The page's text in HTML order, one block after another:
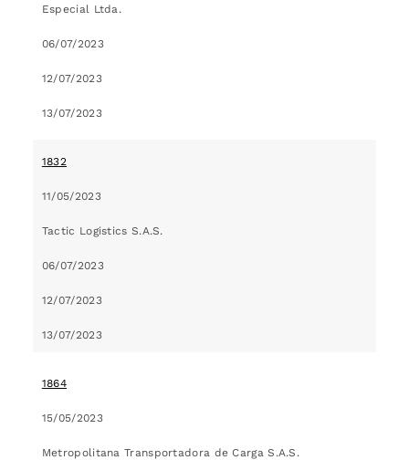
Especial Ltda.
06/07/2023
12/07/2023
13/07/2023
1832
11/05/2023
Tactic Logistics S.A.S.
06/07/2023
12/07/2023
13/07/2023
1864
15/05/2023
Metropolitana Transportadora de Carga S.A.S.